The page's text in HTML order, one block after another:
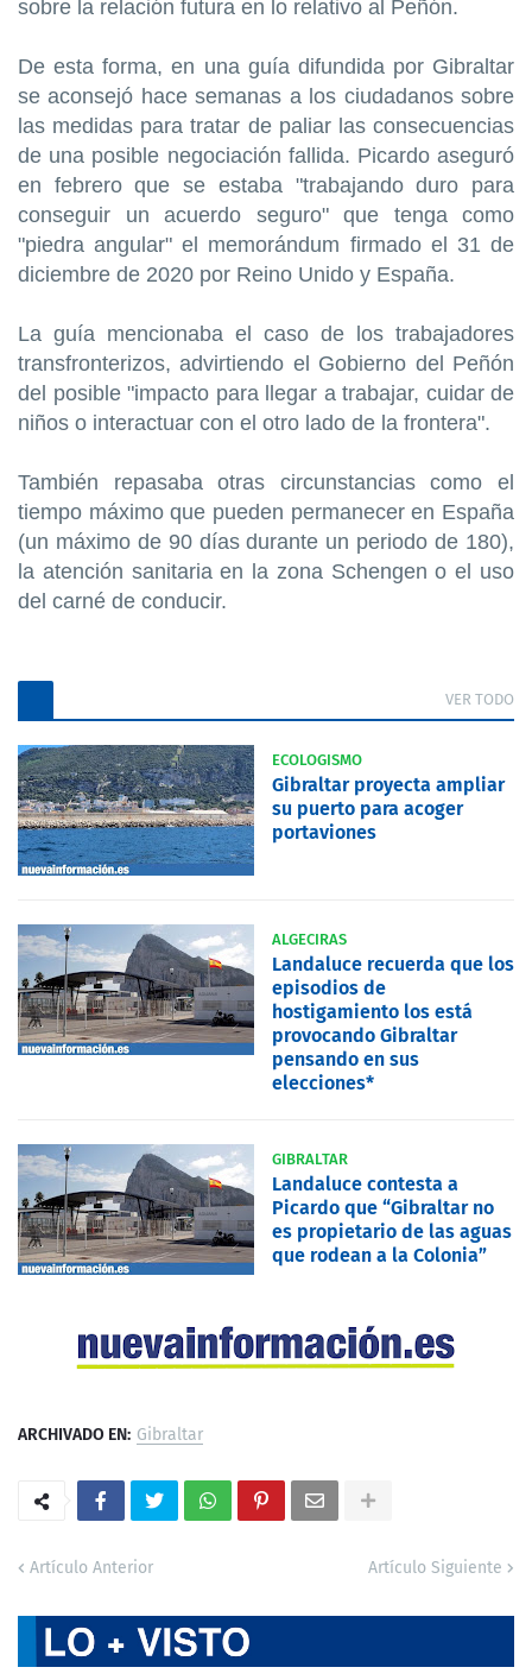
sobre la relación futura en lo relativo al Peñón.
De esta forma, en una guía difundida por Gibraltar
se aconsejó hace semanas a los ciudadanos sobre
las medidas para tratar de paliar las consecuencias
de una posible negociación fallida. Picardo aseguró
en febrero que se estaba "trabajando duro para
conseguir un acuerdo seguro" que tenga como
"piedra angular" el memorándum firmado el 31 de
diciembre de 2020 por Reino Unido y España.
La guía mencionaba el caso de los trabajadores
transfronterizos, advirtiendo el Gobierno del Peñón
del posible "impacto para llegar a trabajar, cuidar de
niños o interactuar con el otro lado de la frontera".
También repasaba otras circunstancias como el
tiempo máximo que pueden permanecer en España
(un máximo de 90 días durante un periodo de 180),
la atención sanitaria en la zona Schengen o el uso
del carné de conducir.
VER TODO
ECOLOGISMO
Gibraltar proyecta ampliar
su puerto para acoger
portaviones
ALGECIRAS
Landaluce recuerda que los
episodios de
hostigamiento los está
provocando Gibraltar
pensando en sus
elecciones*
GIBRALTAR
Landaluce contesta a
Picardo que “Gibraltar no
es propietario de las aguas
que rodean a la Colonia”
ARCHIVADO EN: Gibraltar
Artículo Anterior Artículo Siguiente